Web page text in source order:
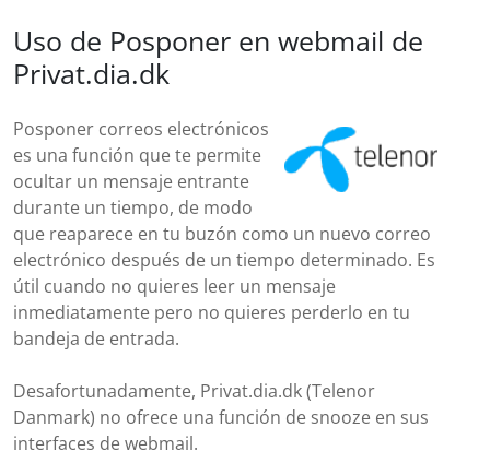
Uso de Posponer en webmail de
Privat.dia.dk
Posponer correos electrónicos
es una función que te permite
ocultar un mensaje entrante
durante un tiempo, de modo
que reaparece en tu buzón como un nuevo correo
electrónico después de un tiempo determinado. Es
útil cuando no quieres leer un mensaje
inmediatamente pero no quieres perderlo en tu
bandeja de entrada.
Desafortunadamente, Privat.dia.dk (Telenor
Danmark) no ofrece una función de snooze en sus
interfaces de webmail.